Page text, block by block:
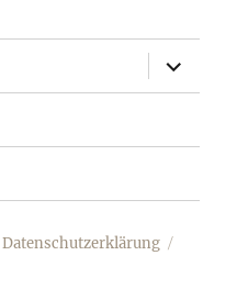
öffnen
Datenschutzerklärung